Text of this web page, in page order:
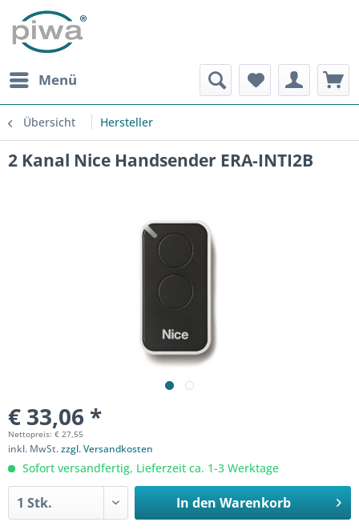
Menü
Übersicht Hersteller
2 Kanal Nice Handsender ERA-INTI2B
€ 33,06 *
Nettopreis: € 27,55
inkl. MwSt.zzgl. Versandkosten
Sofort versandfertig, Lieferzeit ca. 1-3 Werktage
In den Warenkorb